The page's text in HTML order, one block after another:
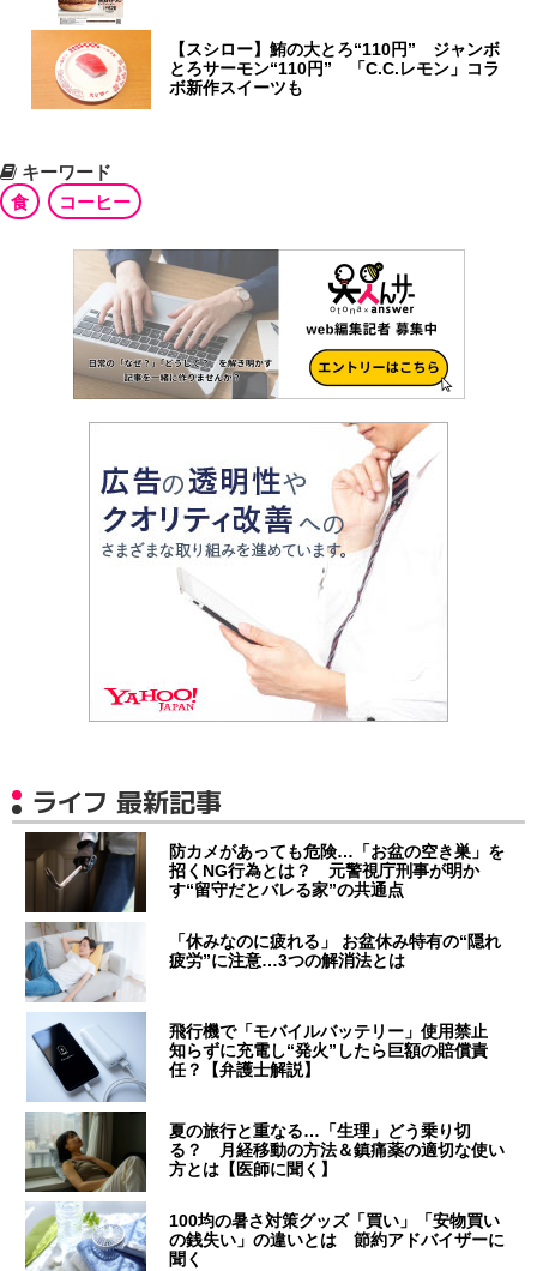
【スシロー】鮪の大とろ“110円” ジャンボ
とろサーモン“110円” 「C.C.レモン」コラ
ボ新作スイーツも
キーワード
食
コーヒー
ライフ 最新記事
防カメがあっても危険…「お盆の空き巣」を
招くNG行為とは？ 元警視庁刑事が明か
す“留守だとバレる家”の共通点
「休みなのに疲れる」 お盆休み特有の“隠れ
疲労”に注意…3つの解消法とは
飛行機で「モバイルバッテリー」使用禁止
知らずに充電し“発火”したら巨額の賠償責
任？【弁護士解説】
夏の旅行と重なる…「生理」どう乗り切
る？ 月経移動の方法＆鎮痛薬の適切な使い
方とは【医師に聞く】
100均の暑さ対策グッズ「買い」「安物買い
の銭失い」の違いとは 節約アドバイザーに
聞く